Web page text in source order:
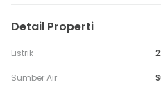
Detail Properti
Listrik
Sumber Air